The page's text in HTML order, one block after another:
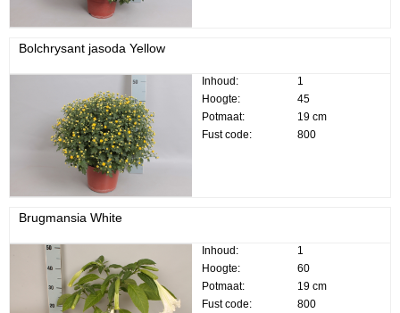
Bolchrysant jasoda Yellow
Inhoud:
1
Hoogte:
45
Potmaat:
19 cm
Fust code:
800
Brugmansia White
Inhoud:
1
Hoogte:
60
Potmaat:
19 cm
Fust code:
800